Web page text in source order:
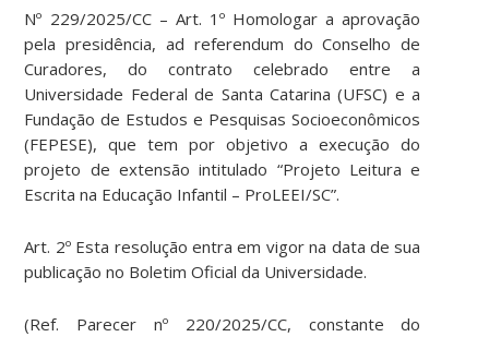
Nº 229/2025/CC – Art. 1º Homologar a aprovação
pela presidência, ad referendum do Conselho de
Curadores, do contrato celebrado entre a
Universidade Federal de Santa Catarina (UFSC) e a
Fundação de Estudos e Pesquisas Socioeconômicos
(FEPESE), que tem por objetivo a execução do
projeto de extensão intitulado “Projeto Leitura e
Escrita na Educação Infantil – ProLEEI/SC”.
Art. 2º Esta resolução entra em vigor na data de sua
publicação no Boletim Oficial da Universidade.
(Ref. Parecer nº 220/2025/CC, constante do